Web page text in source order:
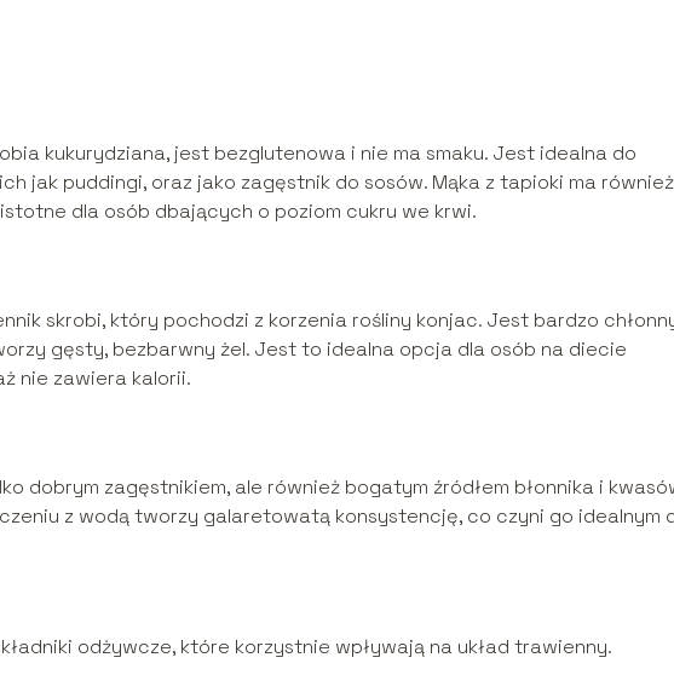
kukurydziana, jest bezglutenowa i nie ma smaku. Jest idealna do
jak puddingi, oraz jako zagęstnik do sosów. Mąka z tapioki ma również
dla osób dbających o poziom cukru we krwi.
skrobi, który pochodzi z korzenia rośliny konjac. Jest bardzo
gęsty, bezbarwny żel. Jest to idealna opcja dla osób na diecie
nie zawiera kalorii.
dobrym zagęstnikiem, ale również bogatym źródłem błonnika i
z wodą tworzy galaretowatą konsystencję, co czyni go idealnym
odżywcze, które korzystnie wpływają na układ trawienny.